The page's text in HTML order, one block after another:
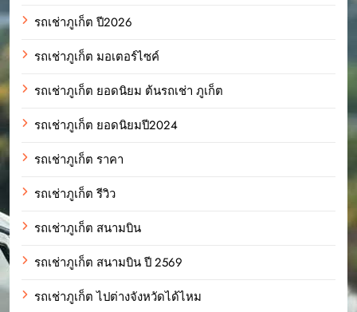
รถเช่าภูเก็ต ปี2026
รถเช่าภูเก็ต มอเตอร์ไซค์
รถเช่าภูเก็ต ยอดนิยม ต้นรถเช่า ภูเก็ต
รถเช่าภูเก็ต ยอดนิยมปี2024
รถเช่าภูเก็ต ราคา
รถเช่าภูเก็ต รีวิว
รถเช่าภูเก็ต สนามบิน
รถเช่าภูเก็ต สนามบิน ปี 2569
รถเช่าภูเก็ต ไปต่างจังหวัดได้ไหม